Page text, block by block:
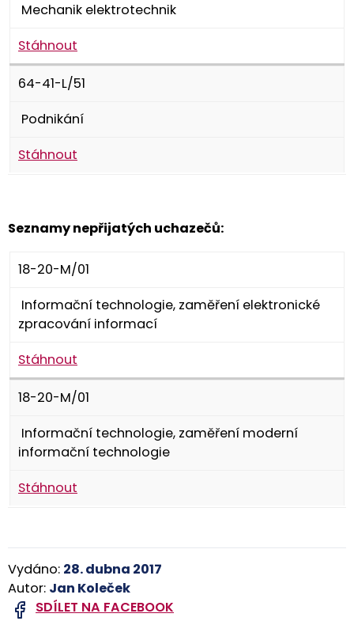
Mechanik elektrotechnik
Stáhnout
64-41-L/51
Podnikání
Stáhnout
Seznamy nepřijatých uchazečů:
18-20-M/01
Informační technologie, zaměření elektronické
zpracování informací
Stáhnout
18-20-M/01
Informační technologie, zaměření moderní
informační technologie
Stáhnout
SDÍLET NA FACEBOOK
Vydáno: 28. dubna 2017
Autor: Jan Koleček